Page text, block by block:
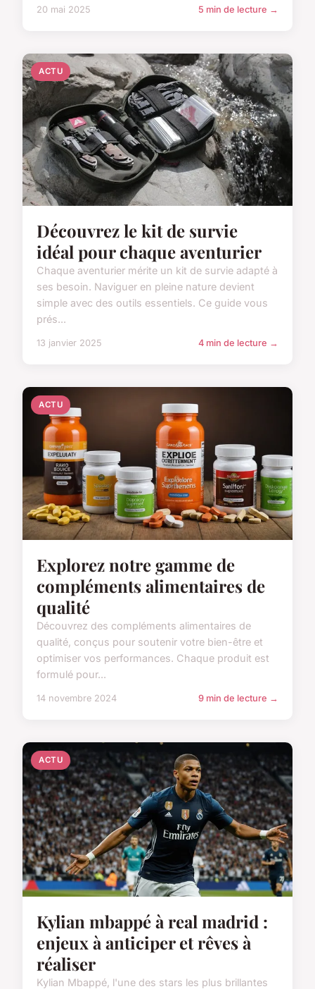
20 mai 2025 5 min de lecture →
ACTU
Découvrez le kit de survie
idéal pour chaque aventurier
Chaque aventurier mérite un kit de survie adapté à
ses besoin. Naviguer en pleine nature devient
simple avec des outils essentiels. Ce guide vous
prés...
13 janvier 2025 4 min de lecture →
ACTU
Explorez notre gamme de
compléments alimentaires de
qualité
Découvrez des compléments alimentaires de
qualité, conçus pour soutenir votre bien-être et
optimiser vos performances. Chaque produit est
formulé pour...
14 novembre 2024 9 min de lecture →
ACTU
Kylian mbappé à real madrid :
enjeux à anticiper et rêves à
réaliser
Kylian Mbappé, l'une des stars les plus brillantes